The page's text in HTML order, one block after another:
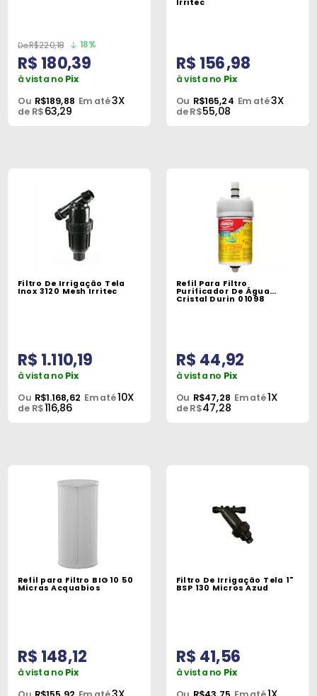
R$220,18 18%
R$ 180,39
à vista no Pix
Ou R$189,88 Em até3X
de R$63,29
Irritec
R$ 156,98
à vista no Pix
Ou R$165,24 Em até3X
de R$55,08
Filtro De Irrigação Tela
Inox 3120 Mesh Irritec
R$ 1.110,19
à vista no Pix
Ou R$1.168,62 Em até10X
de R$116,86
Refil Para Filtro
Purificador De Água
Cristal Durin 01098
R$ 44,92
à vista no Pix
Ou R$47,28 Em até1X
de R$47,28
Refil para Filtro BIG 10 50
Micras Acquabios
R$ 148,12
à vista no Pix
Filtro De Irrigação Tela 1"
BSP 130 Micros Azud
R$ 41,56
à vista no Pix